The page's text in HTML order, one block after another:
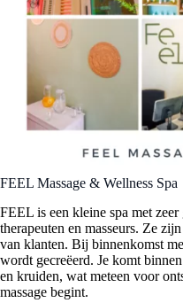
FEEL Massage & Wellness Spa
FEEL is een kleine spa met
therapeuten en masseurs. Ze
van klanten. Bij binnenkomst
wordt gecreëerd. Je komt
en kruiden, wat meteen voor
massage begint.